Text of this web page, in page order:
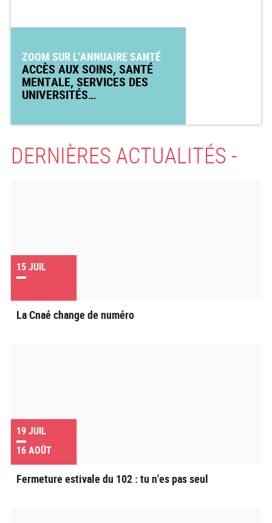
ZOOM SUR L'ANNUAIRE SANTÉ
ACCÈS AUX SOINS, SANTÉ
MENTALE, SERVICES DES
UNIVERSITÉS…
DERNIÈRES ACTUALITÉS -
15JUIL
La Cnaé change de numéro
19JUIL
16AOÛT
Fermeture estivale du 102 : tu n'es pas seul